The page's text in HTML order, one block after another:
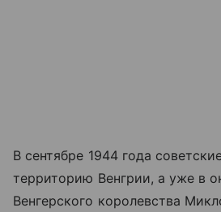
В сентябре 1944 года
территорию Венгрии, а уже в
Венгерского королевства